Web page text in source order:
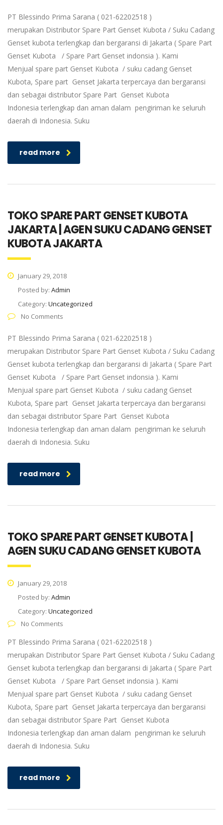
PT Blessindo Prima Sarana ( 021-62202518 )
merupakan Distributor Spare Part Genset Kubota / Suku Cadang
Genset kubota terlengkap dan bergaransi di Jakarta ( Spare Part
Genset Kubota / Spare Part Genset indonsia ). Kami
Menjual spare part Genset Kubota / suku cadang Genset
Kubota, Spare part Genset Jakarta terpercaya dan bergaransi
dan sebagai distributor Spare Part Genset Kubota
Indonesia terlengkap dan aman dalam pengiriman ke seluruh
daerah di Indonesia. Suku
read more
TOKO SPARE PART GENSET KUBOTA
JAKARTA | AGEN SUKU CADANG GENSET
KUBOTA JAKARTA
January 29, 2018
Posted by: Admin
Category: Uncategorized
No Comments
PT Blessindo Prima Sarana ( 021-62202518 )
merupakan Distributor Spare Part Genset Kubota / Suku Cadang
Genset kubota terlengkap dan bergaransi di Jakarta ( Spare Part
Genset Kubota / Spare Part Genset indonsia ). Kami
Menjual spare part Genset Kubota / suku cadang Genset
Kubota, Spare part Genset Jakarta terpercaya dan bergaransi
dan sebagai distributor Spare Part Genset Kubota
Indonesia terlengkap dan aman dalam pengiriman ke seluruh
daerah di Indonesia. Suku
read more
TOKO SPARE PART GENSET KUBOTA |
AGEN SUKU CADANG GENSET KUBOTA
January 29, 2018
Posted by: Admin
Category: Uncategorized
No Comments
PT Blessindo Prima Sarana ( 021-62202518 )
merupakan Distributor Spare Part Genset Kubota / Suku Cadang
Genset kubota terlengkap dan bergaransi di Jakarta ( Spare Part
Genset Kubota / Spare Part Genset indonsia ). Kami
Menjual spare part Genset Kubota / suku cadang Genset
Kubota, Spare part Genset Jakarta terpercaya dan bergaransi
dan sebagai distributor Spare Part Genset Kubota
Indonesia terlengkap dan aman dalam pengiriman ke seluruh
daerah di Indonesia. Suku
read more